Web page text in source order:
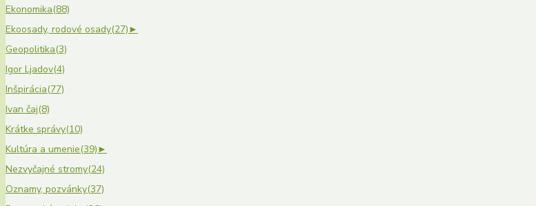
Ekonomika(88)
Ekoosady, rodové osady(27)►
Geopolitika(3)
Igor Ljadov(4)
Inšpirácia(77)
Ivan čaj(8)
Krátke správy(10)
Kultúra a umenie(39)►
Nezvyčajné stromy(24)
Oznamy, pozvánky(37)